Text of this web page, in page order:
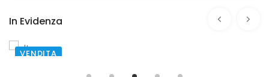
In Evidenza
VENDITA